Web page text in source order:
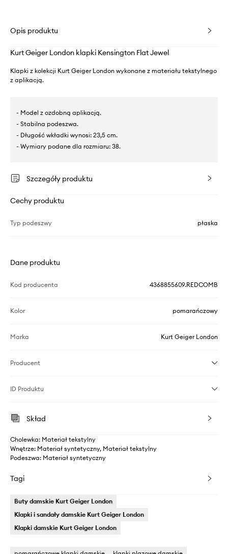
Opis produktu
Kurt Geiger London klapki Kensington Flat Jewel
Klapki z kolekcji Kurt Geiger London wykonane z materiału tekstylnego
z aplikacją.
- Model z ozdobną aplikacją.
- Stabilna podeszwa.
- Długość wkładki wynosi: 23,5 cm.
- Wymiary podane dla rozmiaru: 38.
Szczegóły produktu
Cechy produktu
Typ podeszwy płaska
Dane produktu
Kod producenta 4368855609.REDCOMB
Kolor pomarańczowy
Marka Kurt Geiger London
Producent
ID Produktu
Skład
Cholewka: Materiał tekstylny
Wnętrze: Materiał syntetyczny, Materiał tekstylny
Podeszwa: Materiał syntetyczny
Tagi
Buty damskie Kurt Geiger London
Klapki i sandały damskie Kurt Geiger London
Klapki damskie Kurt Geiger London